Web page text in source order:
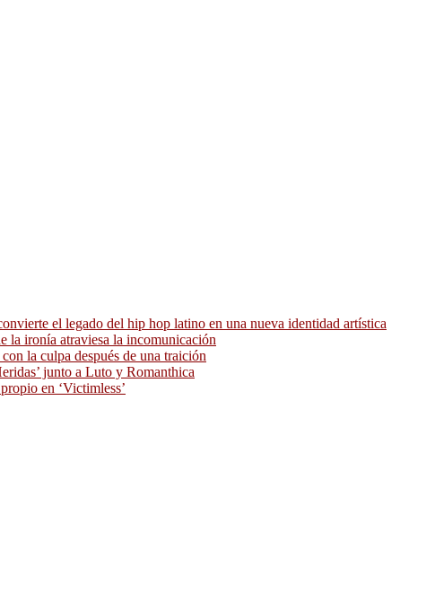
el legado del hip hop latino en una nueva identidad artística
la ironía atraviesa la incomunicación
la culpa después de una traición
junto a Luto y Romanthica
en ‘Victimless’